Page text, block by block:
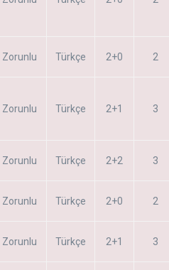
Zorunlu Türkçe 2+0 2
Zorunlu Türkçe 2+1 3
Zorunlu Türkçe 2+2 3
Zorunlu Türkçe 2+0 2
Zorunlu Türkçe 2+1 3